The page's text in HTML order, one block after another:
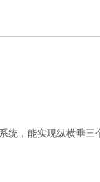
，能实现纵横垂三